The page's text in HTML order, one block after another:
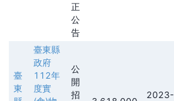
正
公
告
臺
東
臺東縣
政府
112年
度實
公
開
招
2023-